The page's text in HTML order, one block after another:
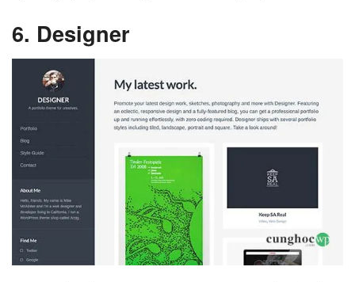
6. Designer